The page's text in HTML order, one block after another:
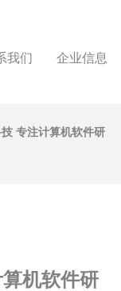
我们 企业信息
技 专注计算机软件研
机软件研